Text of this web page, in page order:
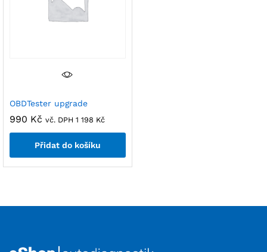
OBDTester upgrade
990 Kč vč. DPH 1 198 Kč
Přidat do košíku